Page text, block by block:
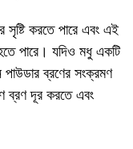
করতে পারে এবং এই
পারে। যদিও মধু একটি
পাউডার ব্রণের সংক্রমণ
ব্রণ দূর করতে এবং